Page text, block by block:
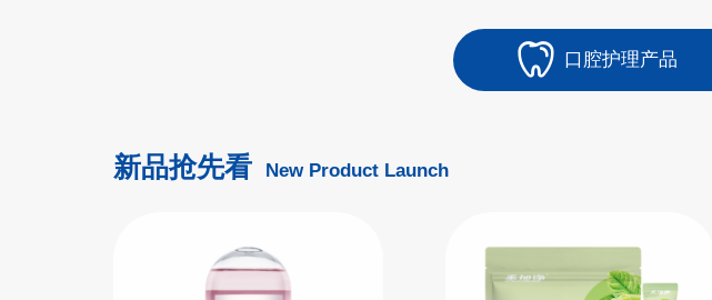
口腔护理产品
新品抢先看 New Product Launch